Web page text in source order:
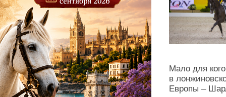
Мало для
в
Европы –